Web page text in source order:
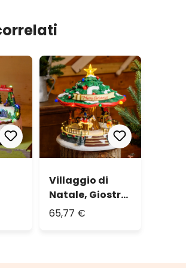
Villaggio di
Natale, Giostra
natalizia in
65,77 €